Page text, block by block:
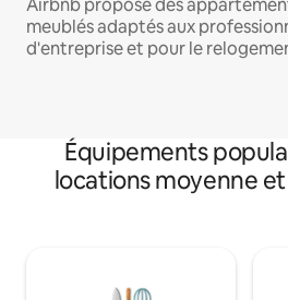
Airbnb propose des
meublés adaptés aux
d'entreprise et pour le
Équipements
locations moyenne